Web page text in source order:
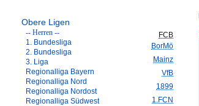
Obere Ligen
-- Herren --
1. Bundesliga
2. Bundesliga
3. Liga
Regionalliga Bayern
Regionalliga Nord
Regionalliga Nordost
Regionalliga Südwest
FCB
BorMö
Mainz
VfB
1899
1.FCN